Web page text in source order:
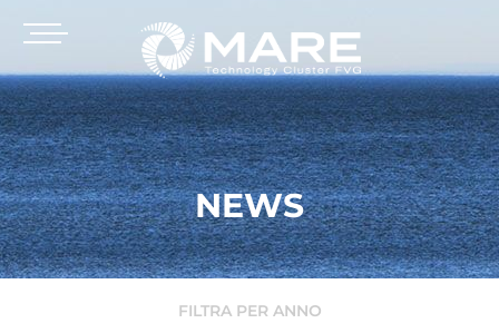
NEWS
FILTRA PER ANNO